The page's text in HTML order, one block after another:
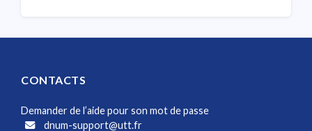
CONTACTS
Demander de l’aide pour son mot de passe
dnum-support@utt.fr